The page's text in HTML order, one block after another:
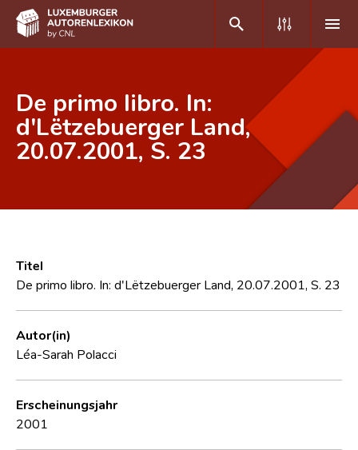
DE FR
Home
Erweiterte Suche
CNL
Forschungsgruppe
Kontakt
De primo libro. In:
d'Lëtzebuerger Land,
20.07.2001, S. 23
Titel
De primo libro. In: d'Lëtzebuerger Land, 20.07.2001, S. 23
Autor(in)
Léa-Sarah Polacci
Erscheinungsjahr
2001